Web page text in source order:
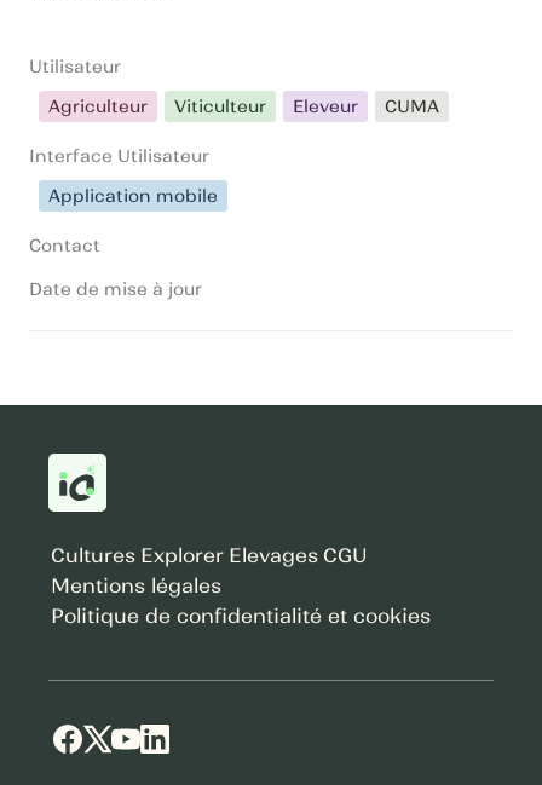
Utilisateur
Agriculteur
Viticulteur Eleveur CUMA
Interface Utilisateur
Application mobile
Contact
Date de mise à jour
Cultures Explorer Elevages CGU
Mentions légales
Politique de confidentialité et cookies